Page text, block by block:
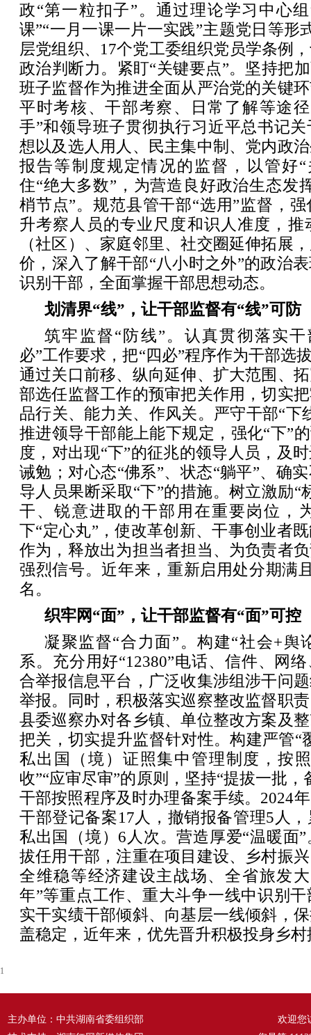
政“第一粒扣子”。通过理论学习中心
课”“一月一课一片一实践”主题党日等形
层党组织、17个党工委组织党员学条例
政治判断力。紧盯“关键要点”。坚持把
班子监督作为推进全面从严治党的关键
平时考核、干部考察、日常了解等途
手”和领导班子贯彻执行习近平总书记
想以及选人用人、民主集中制、党内政
报告等制度规定情况的监督，以管好
住“绝大多数”，为营造良好政治生态发
梢节点”。规范县管干部“选用”监督，
升考察人员的专业尺度和识人准度，推
（社区）、家庭邻里、社交圈延伸拓展
价，深入了解干部“八小时之外”的政治
识别干部，全面掌握干部思想动态。
划清界“线”，让干部监督有“线”可防
筑牢监督“防线”。认真贯彻落实
必”工作要求，把“四必”程序作为干部选
通过关口前移、纵向延伸、扩大范围、
部选任监督工作的预审把关作用，切实
品行关、能力关、作风关。严守干部“下
推进领导干部能上能下规定，强化“下”
度，对出现“下”的征兆的领导人员，及
诫勉；对心态“佛系”、状态“躺平”、确
导人员果断采取“下”的措施。树立激励“
干、锐意进取的干部用在重要岗位，
下“定心丸”，使改革创新、干事创业者
作为，释放出为担当者担当、为负责者
强烈信号。近年来，重新启用处分期满
名。
织牢网“面”，让干部监督有“面”可控
凝聚监督“合力面”。构建“社会+舆
系。充分用好“12380”电话、信件、网
合举报信息平台，广泛收集涉组涉干问
举报。同时，积极落实巡察整改监督职
县委巡察办对各乡镇、单位整改方案及
把关，切实提升监督针对性。构建严管“
私出国（境）证照集中管理制度，按
收”“应审尽审”的原则，坚持“提拔一批
干部按照程序及时办理备案手续。2024
干部登记备案17人，撤销报备管理5人
私出国（境）6人次。营造厚爱“温暖面
拔任用干部，注重在项目建设、乡村振
全维稳等经济建设主战场、全省旅发
年”等重点工作、重大斗争一线中识别
实干实绩干部倾斜、向基层一线倾斜，
盖稳定，近年来，优先晋升积极投身乡
1
主办单位：中共湖南省委组织部
欢迎您